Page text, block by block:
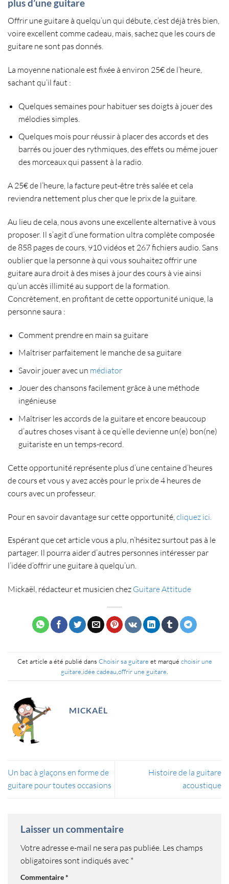
plus d’une guitare
Offrir une guitare à quelqu’un qui débute, c’est déjà très bien,
voire excellent comme cadeau, mais, sachez que les cours de
guitare ne sont pas donnés.
La moyenne nationale est fixée à environ 25€ de l’heure
sachant qu’il faut :
Quelques semaines pour habituer ses doigts à jouer des
mélodies simples
Quelques mois pour réussir à placer des accords et des
barrés ou jouer des rythmiques, des effets ou même jouer
des morceaux qui passent à la radio.
A 25€ de l’heure, la facture peut-être très salée et cela
reviendra nettement plus cher que le prix de la guitare.
Au lieu de cela, nous avons une excellente alternative à vous
proposer. Il s’agit d’une formation ultra complète composée
de 858 pages de cours, 910 vidéos et 267 fichiers audio. Sans
oublier que la personne à qui vous souhaitezoffrir une
guitareaura droit à des mises à jour des cours à vie ainsi
qu’un accès illimité au support de la formation.
Concrètement, en profitant de cette opportunité unique, la
personne saura :
Comment prendre en main sa guitare
Maîtriser parfaitement le manche de sa guitare
Savoir jouer avec un médiator
Jouer des chansons facilement grâce à une méthode
ingénieuse
Maîtriser les accords de la guitare et encore beaucoup
d’autres choses visant à ce qu’elle devienne un(e) bon(ne)
guitariste en un temps-record.
Cette opportunité représente plus d’une centaine d’heures
de cours et vous y avez accès pour le prix de 4 heures de
cours avec un professeur.
Pour en savoir davantage sur cette opportunité, cliquez ici.
Espérant que cet article vous a plu, n’hésitez surtout pas à le
partager. Il pourra aider d’autres personnes intéresser par
l’idée d’offrir une guitare à quelqu’un.
Mickaël, rédacteur et musicien chez Guitare Attitude
Cet article a été publié dans Choisir sa guitare et marqué choisir une
guitare idée cadeau offrir une guitare
MICKAËL
Un bac à glaçons en forme de
guitare pour toutes occasions
Histoire de la guitare
acoustique
Laisser un commentaire
Votre adresse e-mail ne sera pas publiée. Les champs
obligatoires sont indiqués avec *
Commentaire*